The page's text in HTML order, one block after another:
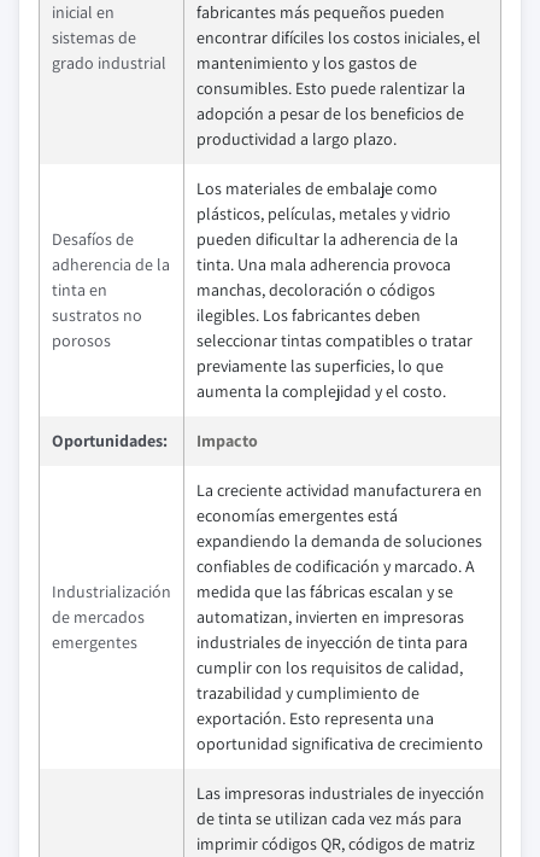
inicial en
sistemas de
grado industrial
fabricantes más pequeños pueden
encontrar difíciles los costos iniciales, el
mantenimiento y los gastos de
consumibles. Esto puede ralentizar la
adopción a pesar de los beneficios de
productividad a largo plazo.
Desafíos de
adherencia de la
tinta en
sustratos no
porosos
Los materiales de embalaje como
plásticos, películas, metales y vidrio
pueden dificultar la adherencia de la
tinta. Una mala adherencia provoca
manchas, decoloración o códigos
ilegibles. Los fabricantes deben
seleccionar tintas compatibles o tratar
previamente las superficies, lo que
aumenta la complejidad y el costo.
Oportunidades: Impacto
Industrialización
de mercados
emergentes
La creciente actividad manufacturera en
economías emergentes está
expandiendo la demanda de soluciones
confiables de codificación y marcado. A
medida que las fábricas escalan y se
automatizan, invierten en impresoras
industriales de inyección de tinta para
cumplir con los requisitos de calidad,
trazabilidad y cumplimiento de
exportación. Esto representa una
oportunidad significativa de crecimiento
Las impresoras industriales de inyección
de tinta se utilizan cada vez más para
imprimir códigos QR, códigos de matriz